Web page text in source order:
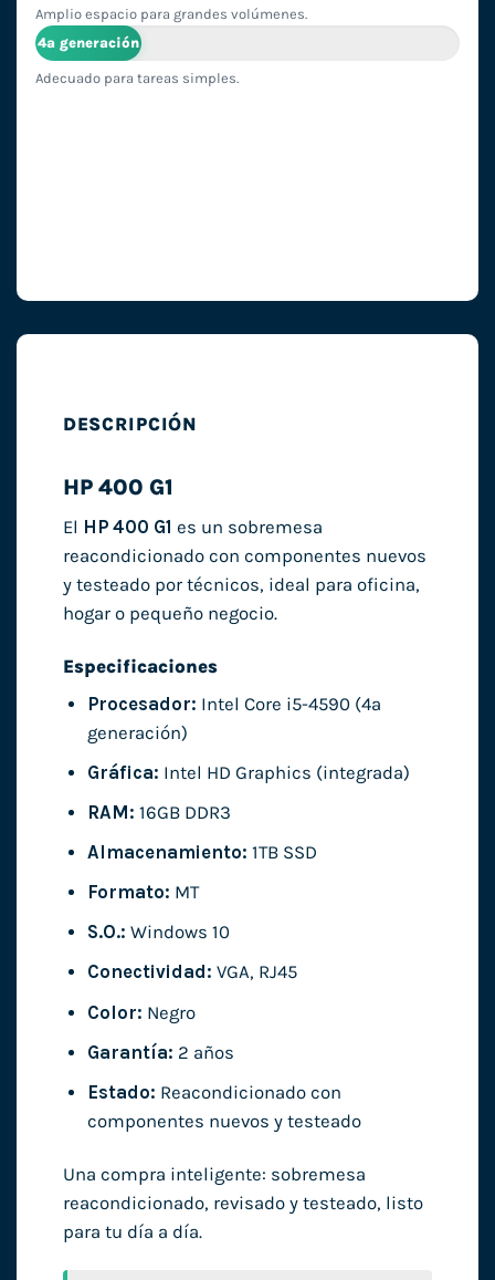
Amplio espacio para grandes volúmenes.
4ª generación
Adecuado para tareas simples.
DESCRIPCIÓN
HP 400 G1
El HP 400 G1 es un sobremesa
reacondicionado con componentes nuevos
y testeado por técnicos, ideal para oficina,
hogar o pequeño negocio.
Especificaciones
Procesador: Intel Core i5-4590 (4ª
generación)
Gráfica: Intel HD Graphics (integrada)
RAM: 16GB DDR3
Almacenamiento: 1TB SSD
Formato: MT
S.O.: Windows 10
Conectividad: VGA, RJ45
Color: Negro
Garantía: 2 años
Estado: Reacondicionado con
componentes nuevos y testeado
Una compra inteligente: sobremesa
reacondicionado, revisado y testeado, listo
para tu día a día.